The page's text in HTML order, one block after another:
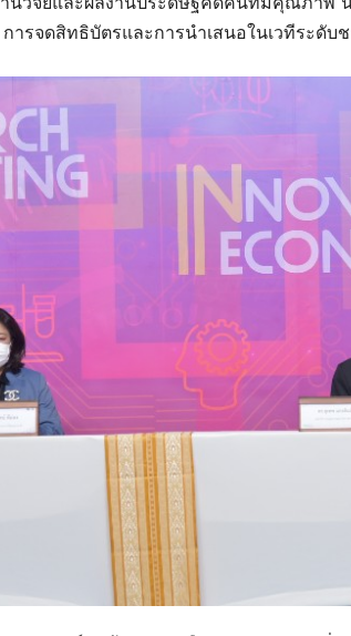
ารจดสิทธิบัตรและการนำเสนอในเวทีระดับ